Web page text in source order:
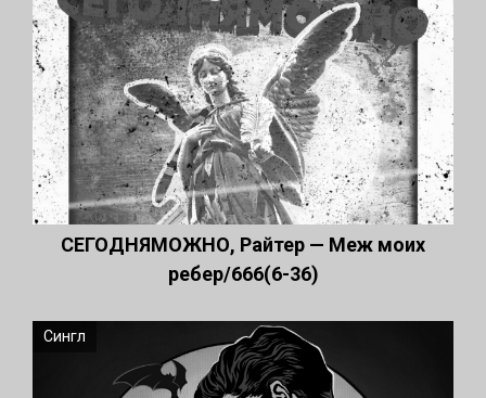
СЕГОДНЯМОЖНО, Райтер — Меж моих
ребер/666(6-36)
Сингл